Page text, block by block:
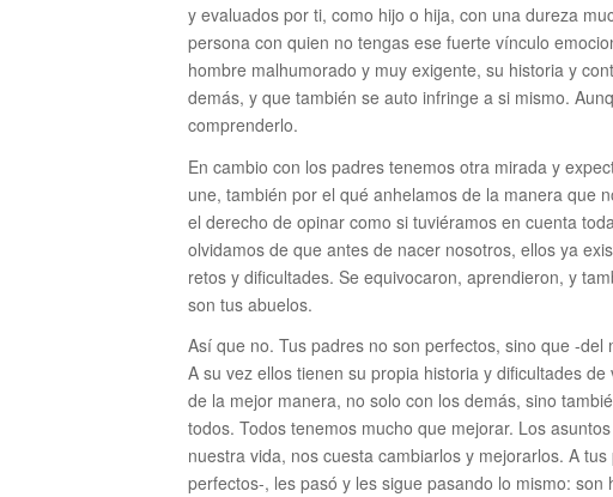
y evaluados por ti, como hijo o hija, con una dureza
persona con quien no tengas ese fuerte vínculo
hombre malhumorado y muy exigente, su historia y
demás, y que también se auto infringe a si mismo.
comprenderlo.
En cambio con los padres tenemos otra mirada y
une, también por el qué anhelamos de la manera que
el derecho de opinar como si tuviéramos en cuenta
olvidamos de que antes de nacer nosotros, ellos ya
retos y dificultades. Se equivocaron, aprendieron, y
son tus abuelos.
Así que no. Tus padres no son perfectos, sino que -
A su vez ellos tienen su propia historia y dificultades
de la mejor manera, no solo con los demás, sino
todos. Todos tenemos mucho que mejorar. Los
nuestra vida, nos cuesta cambiarlos y mejorarlos. A
perfectos-, les pasó y les sigue pasando lo mismo: